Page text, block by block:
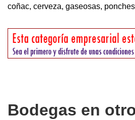
coñac, cerveza, gaseosas,
Bodegas en